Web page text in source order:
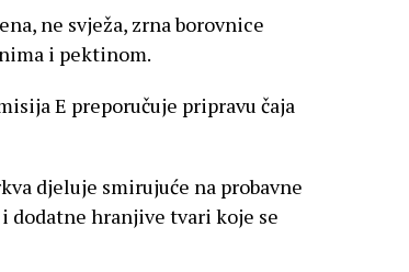
ne svježa, zrna borovnice
i pektinom.
E preporučuje pripravu čaja
djeluje smirujuće na probavne
dodatne hranjive tvari koje se